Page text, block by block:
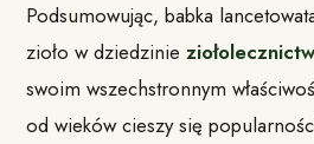
Podsumowując, babka
zioło w dziedzinie
swoim wszechstronnym
od wieków cieszy się